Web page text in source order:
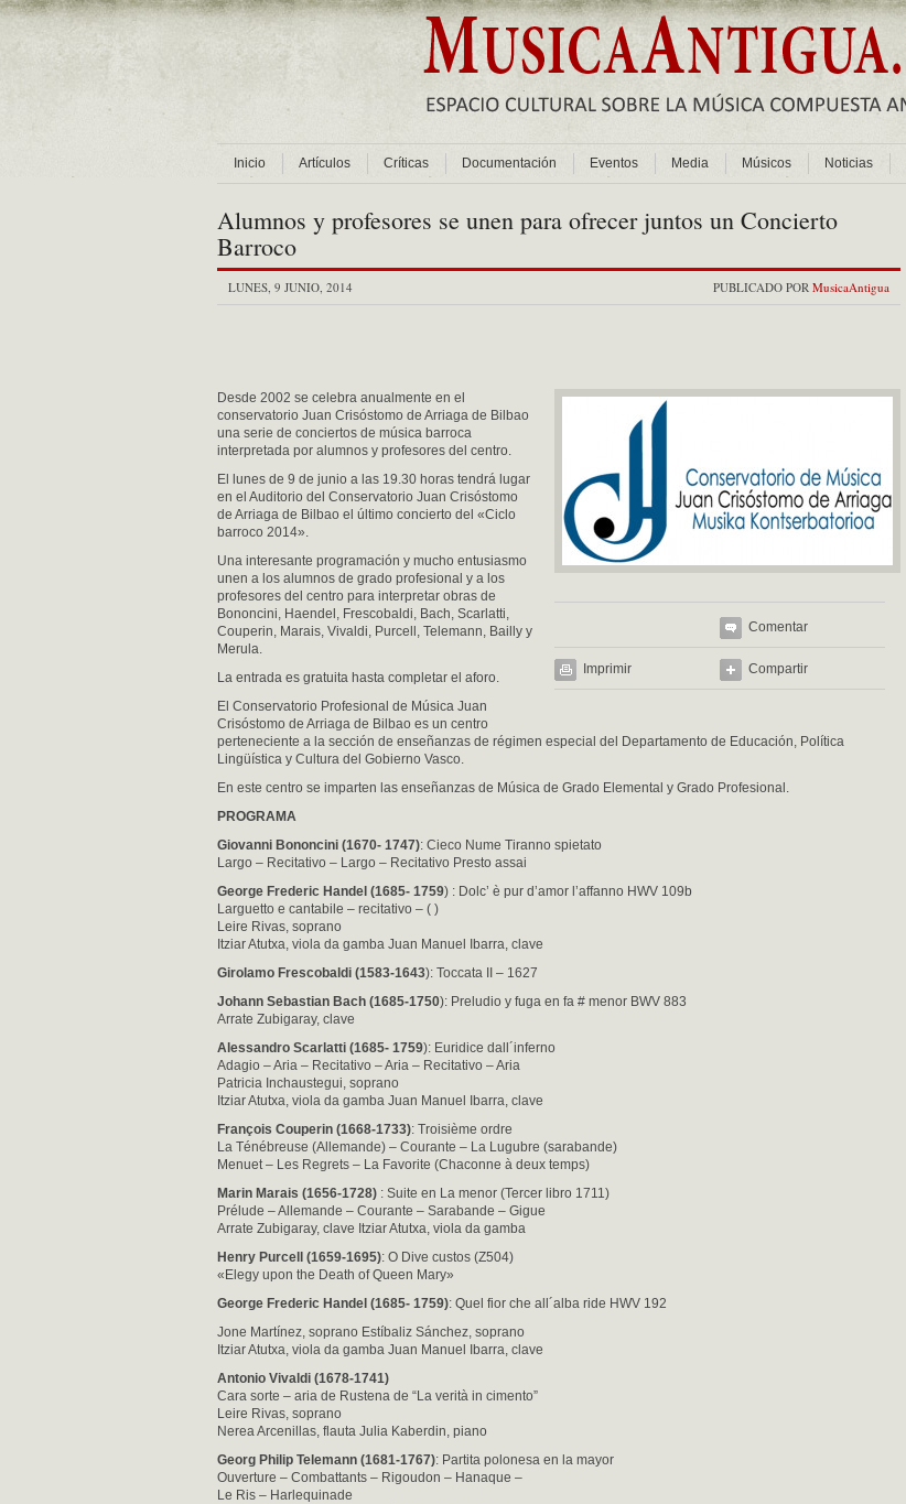
Inicio Artículos Críticas Documentación Eventos Media Músicos Noticias
Alumnos y profesores se unen para ofrecer juntos un Concierto
Barroco
PUBLICADO POR MusicaAntigua
LUNES, 9 JUNIO, 2014
Comentar
Imprimir Compartir
Desde 2002 se celebra anualmente en el
conservatorio Juan Crisóstomo de Arriaga de Bilbao
una serie de conciertos de música barroca
interpretada por alumnos y profesores del centro.
El lunes de 9 de junio a las 19.30 horas tendrá lugar
en el Auditorio del Conservatorio Juan Crisóstomo
de Arriaga de Bilbao el último concierto del «Ciclo
barroco 2014».
Una interesante programación y mucho entusiasmo
unen a los alumnos de grado profesional y a los
profesores del centro para interpretar obras de
Bononcini, Haendel, Frescobaldi, Bach, Scarlatti,
Couperin, Marais, Vivaldi, Purcell, Telemann, Bailly y
Merula.
La entrada es gratuita hasta completar el aforo.
El Conservatorio Profesional de Música Juan
Crisóstomo de Arriaga de Bilbao es un centro
perteneciente a la sección de enseñanzas de régimen especial del Departamento de Educación, Política
Lingüística y Cultura del Gobierno Vasco.
En este centro se imparten las enseñanzas de Música de Grado Elemental y Grado Profesional.
PROGRAMA
Giovanni Bononcini (1670- 1747): Cieco Nume Tiranno spietato
Largo – Recitativo – Largo – Recitativo Presto assai
George Frederic Handel (1685- 1759) : Dolc’ è pur d’amor l’affanno HWV 109b
Larguetto e cantabile – recitativo – ( )
Leire Rivas, soprano
Itziar Atutxa, viola da gamba Juan Manuel Ibarra, clave
Girolamo Frescobaldi (1583-1643): Toccata II – 1627
Johann Sebastian Bach (1685-1750): Preludio y fuga en fa # menor BWV 883
Arrate Zubigaray, clave
Alessandro Scarlatti (1685- 1759): Euridice dall´inferno
Adagio – Aria – Recitativo – Aria – Recitativo – Aria
Patricia Inchaustegui, soprano
Itziar Atutxa, viola da gamba Juan Manuel Ibarra, clave
François Couperin (1668-1733): Troisième ordre
La Ténébreuse (Allemande) – Courante – La Lugubre (sarabande)
Menuet – Les Regrets – La Favorite (Chaconne à deux temps)
Marin Marais (1656-1728) : Suite en La menor (Tercer libro 1711)
Prélude – Allemande – Courante – Sarabande – Gigue
Arrate Zubigaray, clave Itziar Atutxa, viola da gamba
Henry Purcell (1659-1695): O Dive custos (Z504)
«Elegy upon the Death of Queen Mary»
George Frederic Handel (1685- 1759): Quel fior che all´alba ride HWV 192
Jone Martínez, soprano Estíbaliz Sánchez, soprano
Itziar Atutxa, viola da gamba Juan Manuel Ibarra, clave
Antonio Vivaldi (1678-1741)
Cara sorte – aria de Rustena de “La verità in cimento”
Leire Rivas, soprano
Nerea Arcenillas, flauta Julia Kaberdin, piano
Georg Philip Telemann (1681-1767): Partita polonesa en la mayor
Ouverture – Combattants – Rigoudon – Hanaque –
Le Ris – Harlequinade